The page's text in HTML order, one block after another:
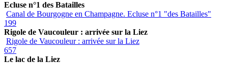
Ecluse n°1 des Batailles
Canal de Bourgogne en Champagne. Ecluse n°1 "des Batailles"
199
Rigole de Vaucouleur : arrivée sur la Liez
Rigole de Vaucouleur : arrivée sur la Liez
657
Le lac de la Liez